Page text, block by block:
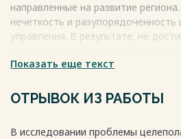
направленные на развитие
нечеткость и разупорядоченность
управления. В результате, не
развитии региона. Поэтому,
управлении регионом.
Весь текст будет доступен
Показать еще текст
ОТРЫВОК ИЗ РАБОТЫ
В исследовании проблемы